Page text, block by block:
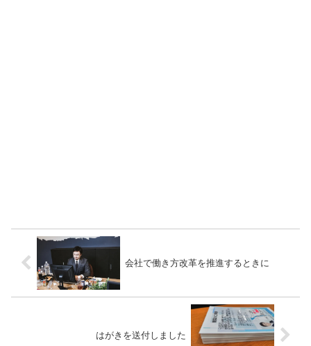
会社で働き方改革を推進するときに
はがきを送付しました